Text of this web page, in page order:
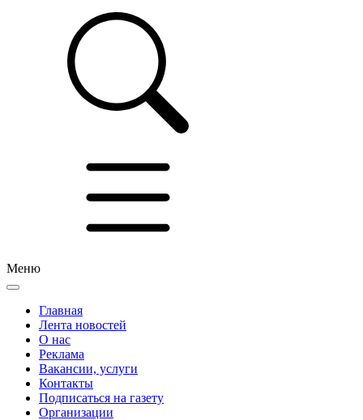
Меню
Главная
Лента новостей
О нас
Реклама
Вакансии, услуги
Контакты
Подписаться на газету
Организации